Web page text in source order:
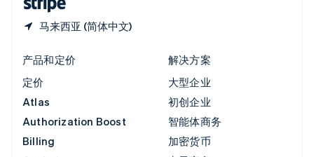
马来西亚 (简体中文)
产品和定价
定价
Atlas
Authorization Boost
Billing
解决方案
大型企业
初创企业
智能体商务
加密货币